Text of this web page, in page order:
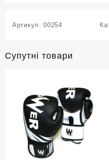
Артикул:00254
Супутні товари